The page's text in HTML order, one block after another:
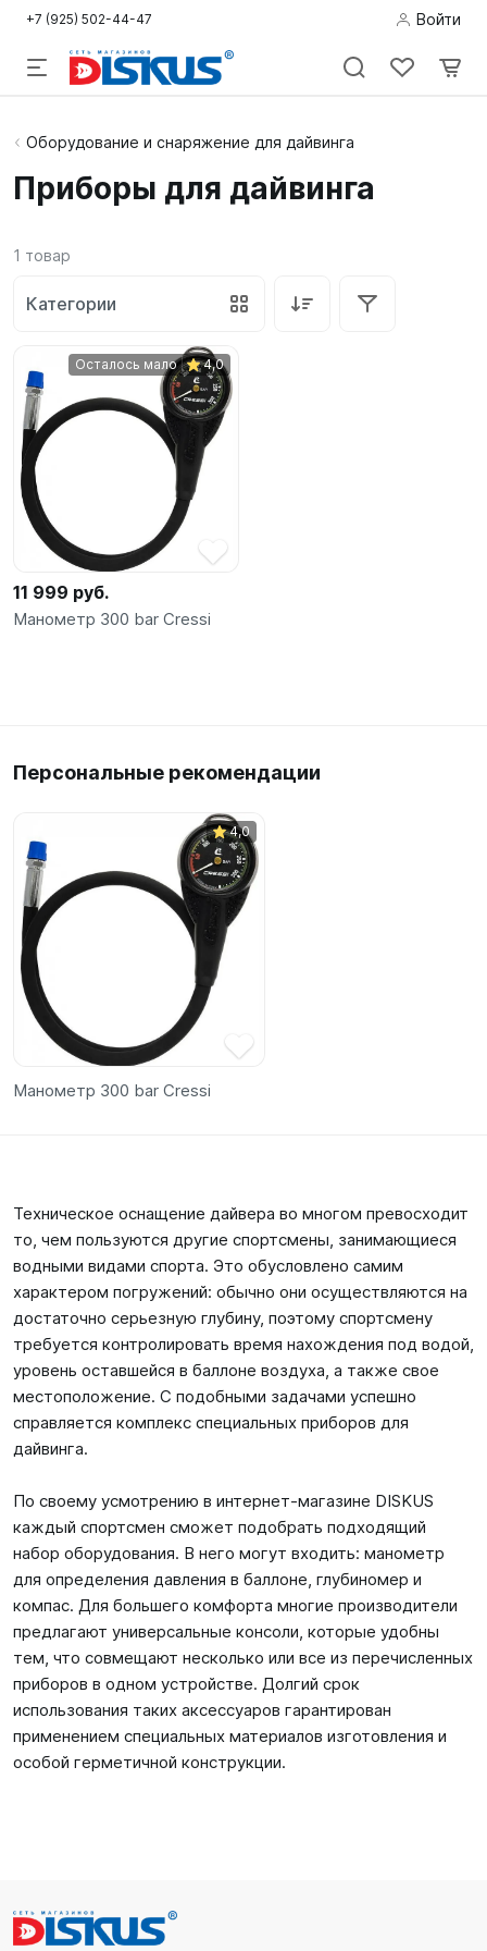
+7 (925) 502-44-47 Войти
Подводная
Снорклинг /
Пляж
Фридайвинг
Детям
сёрфинг
Подарочные
Карты
Оборудование и снаряжение для дайвинга
Приборы для дайвинга
1 товар
Категории
Осталось мало 4,0
11 999 руб.
Манометр 300 bar Cressi
Персональные рекомендации
4,0
Манометр 300 bar Cressi
Техническое оснащение дайвера во многом превосходит
то, чем пользуются другие спортсмены, занимающиеся
водными видами спорта. Это обусловлено самим
характером погружений: обычно они осуществляются на
достаточно серьезную глубину, поэтому спортсмену
требуется контролировать время нахождения под водой,
уровень оставшейся в баллоне воздуха, а также свое
местоположение. С подобными задачами успешно
справляется комплекс специальных приборов для
дайвинга.
По своему усмотрению в интернет-магазине DISKUS
каждый спортсмен сможет подобрать подходящий
набор оборудования. В него могут входить: манометр
для определения давления в баллоне, глубиномер и
компас. Для большего комфорта многие производители
предлагают универсальные консоли, которые удобны
тем, что совмещают несколько или все из перечисленных
приборов в одном устройстве. Долгий срок
использования таких аксессуаров гарантирован
применением специальных материалов изготовления и
особой герметичной конструкции.